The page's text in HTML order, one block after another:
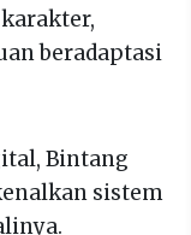
beradaptasi
Bintang
sistem